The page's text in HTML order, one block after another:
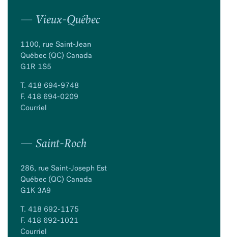
— Vieux-Québec
1100, rue Saint-Jean
Québec (QC) Canada
G1R 1S5
T. 418 694-9748
F. 418 694-0209
Courriel
— Saint-Roch
286, rue Saint-Joseph Est
Québec (QC) Canada
G1K 3A9
T. 418 692-1175
F. 418 692-1021
Courriel